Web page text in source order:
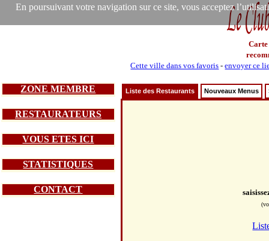
En poursuivant votre navigation sur ce site, vous acceptez
Carte
Cette ville dans vos favoris -envoyer ce
ZONE MEMBRE
RESTAURATEURS
VOUS ETES ICI
STATISTIQUES
CONTACT
Liste des Restaurants Nouveaux Menus